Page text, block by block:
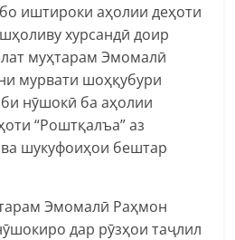
иштироки аҳолии деҳоти
хурсандӣ доир
муҳтарам Эмомалӣ
мурвати шоҳқубури
нӯшокӣ ба аҳолии
“Роштқалъа” аз
шукуфоиҳои бештар
Эмомалӣ Раҳмон
дар рӯзҳои таҷлил